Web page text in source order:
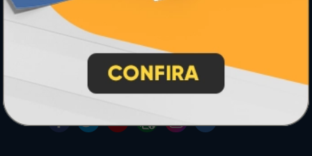
* Pagamento com cartão de crédito terá valor adicional.
** Pagamentos a prazo poderão ter acréscimo.
*** Nota fiscal sujeita a emissão de acordo com prestador de
serviço, conforme legislação pertinente.
PARTICIPE